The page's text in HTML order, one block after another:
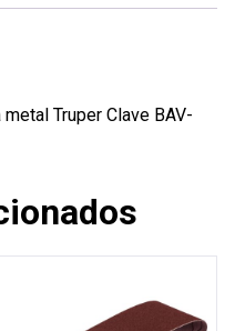
Truper Clave BAV-